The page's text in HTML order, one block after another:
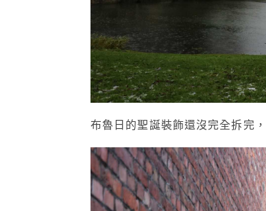
布魯日的聖誕裝飾還沒完全拆完，